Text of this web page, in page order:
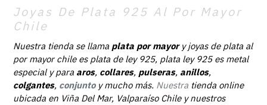
Joyas De Plata 925 Al Por Mayor
Chile
Nuestra tienda se llama plata por mayory joyas de plata al
por mayor chile es plata de ley 925, plata ley 925 es metal
especial y para aros, collares, pulseras, anillos,
colgantes, conjunto y mucho más. Nuestra tienda online
ubicada en Viña Del Mar, Valparaíso Chile y nuestros